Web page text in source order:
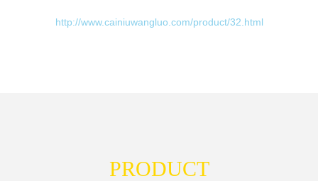
http://www.cainiuwangluo.com/product/32.html
PRODUCT